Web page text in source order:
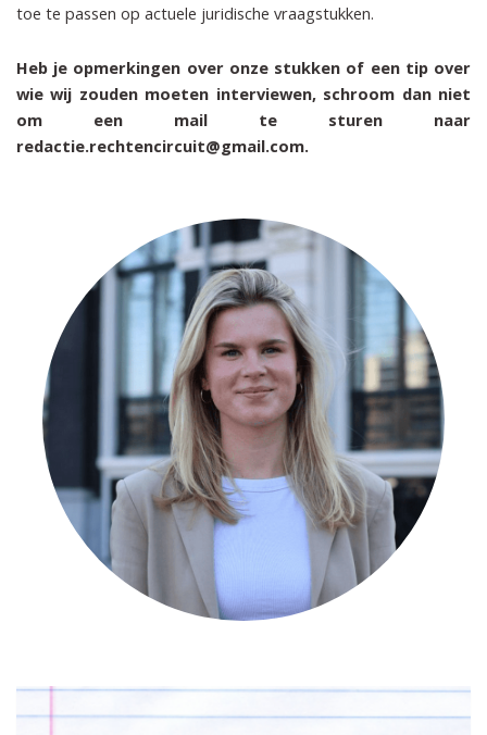
toe te passen op actuele juridische vraagstukken.
Heb je opmerkingen over onze stukken of een tip over
wie wij zouden moeten interviewen, schroom dan niet
om een mail te sturen naar
redactie.rechtencircuit@gmail.com.